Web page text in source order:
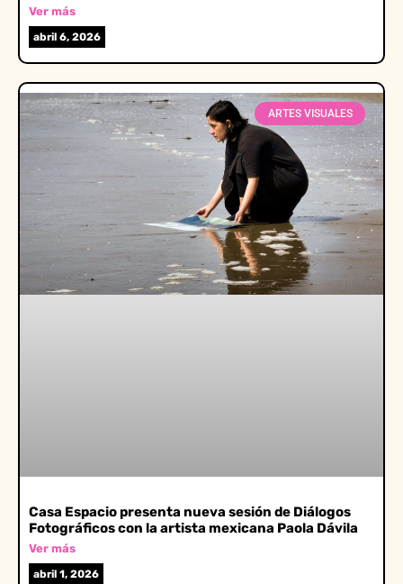
Ver más
abril 6, 2026
ARTES VISUALES
Casa Espacio presenta nueva sesión de Diálogos
Fotográficos con la artista mexicana Paola Dávila
Ver más
abril 1, 2026